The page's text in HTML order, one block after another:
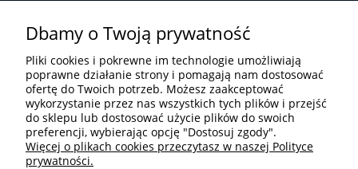
STREFA UŻYTKOWNIKA
Dbamy o Twoją prywatność
Pliki cookies i pokrewne im technologie umożliwiają
poprawne działanie strony i pomagają nam dostosować
ofertę do Twoich potrzeb. Możesz zaakceptować
wykorzystanie przez nas wszystkich tych plików i przejść
do sklepu lub dostosować użycie plików do swoich
preferencji, wybierając opcję "Dostosuj zgody".
Więcej o plikach cookies przeczytasz w naszej Polityce
prywatności.